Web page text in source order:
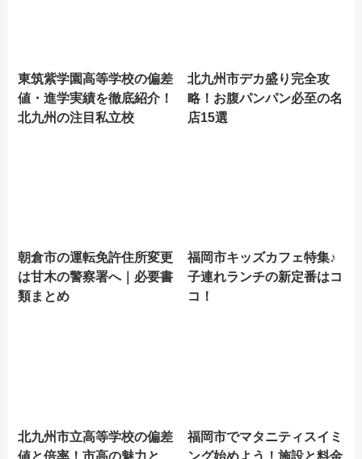
東筑紫学園高等学校の偏差
値・進学実績を徹底紹介！
北九州の注目私立校
北九州市デカ盛り完全攻
略！お腹パンパン必至の名
店15選
朝倉市の運転免許住所変更
は甘木の警察署へ｜必要書
類まとめ
福岡市キッズカフェ特集♪
子連れランチの新定番はコ
コ！
北九州市立高等学校の偏差
値と倍率！市高の魅力と
福岡市でマタニティスイミ
ング始めよう！施設と料金